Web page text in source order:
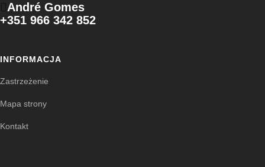
André Gomes
+351 966 342 852
INFORMACJA
Zastrzeżenie
Mapa strony
Kontakt